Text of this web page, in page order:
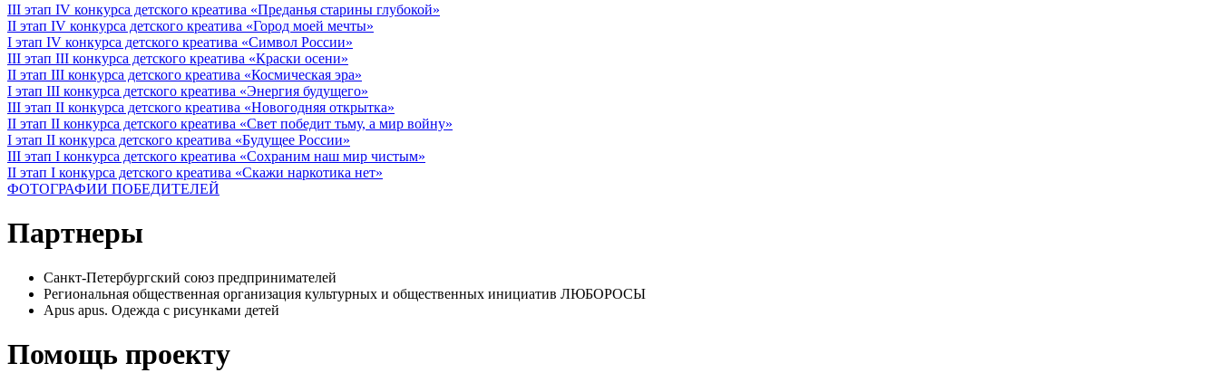
III этап IV конкурса детского креатива «Преданья старины глубокой»
II этап IV конкурса детского креатива «Город моей мечты»
I этап IV конкурса детского креатива «Символ России»
III этап III конкурса детского креатива «Краски осени»
II этап III конкурса детского креатива «Космическая эра»
I этап III конкурса детского креатива «Энергия будущего»
III этап II конкурса детского креатива «Новогодняя открытка»
II этап II конкурса детского креатива «Свет победит тьму, а мир войну»
I этап II конкурса детского креатива «Будущее России»
III этап I конкурса детского креатива «Сохраним наш мир чистым»
II этап I конкурса детского креатива «Скажи наркотика нет»
ФОТОГРАФИИ ПОБЕДИТЕЛЕЙ
Партнеры
Санкт-Петербургский союз предпринимателей
Региональная общественная организация культурных и общественных инициатив ЛЮБОРОСЫ
Apus apus. Одежда с рисунками детей
Помощь проекту